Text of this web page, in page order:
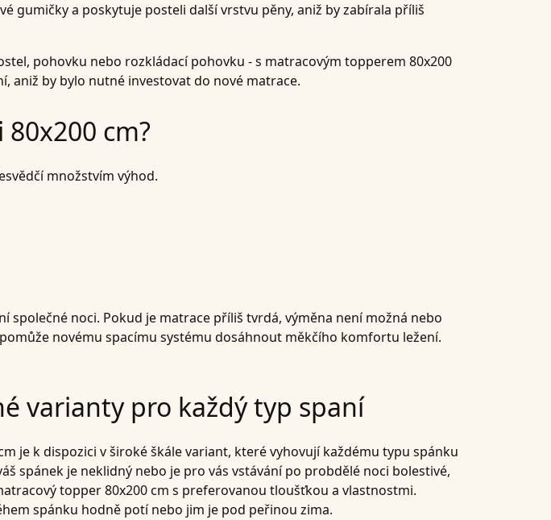
gumičky a poskytuje posteli další vrstvu pěny, aniž by zabírala příliš
pohovku nebo rozkládací pohovku - s matracovým topperem 80x200
aniž by bylo nutné investovat do nové matrace.
cm?
množstvím výhod.
společné noci. Pokud je matrace příliš tvrdá, výměna není možná nebo
novému spacímu systému dosáhnout měkčího komfortu ležení.
varianty pro každý typ spaní
je k dispozici v široké škále variant, které vyhovují každému typu spánku
spánek je neklidný nebo je pro vás vstávání po probdělé noci bolestivé,
topper 80x200 cm s preferovanou tloušťkou a vlastnostmi.
spánku hodně potí nebo jim je pod peřinou zima.